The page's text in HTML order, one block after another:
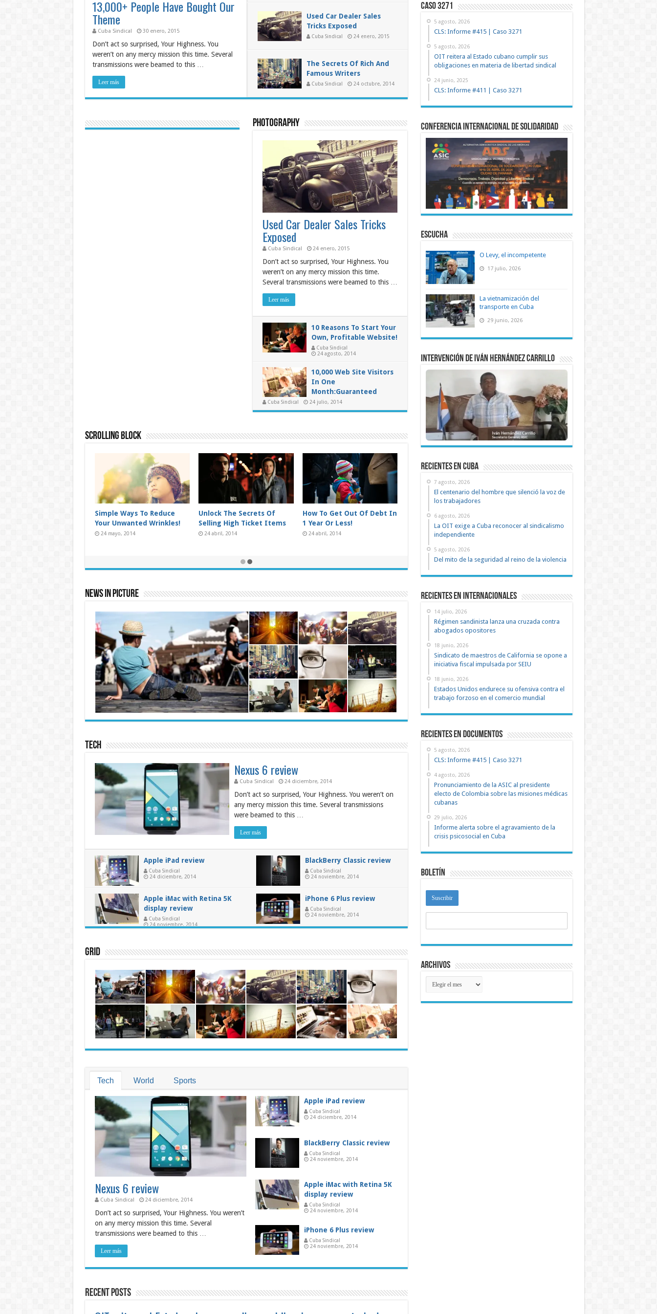
13,000+ People Have Bought Our
Theme
Cuba Sindical 30 enero, 2015
Don’t act so surprised, Your Highness. You
weren’t on any mercy mission this time. Several
transmissions were beamed to this …
Leer más
Used Car Dealer Sales
Tricks Exposed
Cuba Sindical 24 enero, 2015
The Secrets Of Rich And
Famous Writers
Cuba Sindical 24 octubre, 2014
Photography
Used Car Dealer Sales Tricks
Exposed
Cuba Sindical 24 enero, 2015
Don’t act so surprised, Your Highness. You
weren’t on any mercy mission this time.
Several transmissions were beamed to this …
Leer más
10 Reasons To Start Your
Own, Profitable Website!
Cuba Sindical
24 agosto, 2014
10,000 Web Site Visitors
In One
Month:Guaranteed
Cuba Sindical 24 julio, 2014
Scrolling Block
Used Car Dealer Sales
Tricks Exposed
24 enero, 2015
Take Advantage Of The
Falling Stock Market
24 agosto, 2014
New! A Stain Remover That
Works Like Magic
24 junio, 2014
News In Picture
Tech
Nexus 6 review
Cuba Sindical 24 diciembre, 2014
Don’t act so surprised, Your Highness. You weren’t on
any mercy mission this time. Several transmissions
were beamed to this …
Leer más
Apple iPad review
Cuba Sindical
24 diciembre, 2014
BlackBerry Classic review
Cuba Sindical
24 noviembre, 2014
Apple iMac with Retina 5K
display review
Cuba Sindical
24 noviembre, 2014
iPhone 6 Plus review
Cuba Sindical
24 noviembre, 2014
Grid
Tech World Sports
Nexus 6 review
Cuba Sindical 24 diciembre, 2014
Don’t act so surprised, Your Highness. You weren’t
on any mercy mission this time. Several
transmissions were beamed to this …
Leer más
Apple iPad review
Cuba Sindical
24 diciembre, 2014
BlackBerry Classic review
Cuba Sindical
24 noviembre, 2014
Apple iMac with Retina 5K
display review
Cuba Sindical
24 noviembre, 2014
iPhone 6 Plus review
Cuba Sindical
24 noviembre, 2014
Recent Posts
Caso 3271
5 agosto, 2026
CLS: Informe #415 | Caso 3271
5 agosto, 2026
OIT reitera al Estado cubano cumplir sus
obligaciones en materia de libertad sindical
24 junio, 2025
CLS: Informe #411 | Caso 3271
Conferencia Internacional de Solidaridad
ESCUCHA
O Levy, el incompetente
17 julio, 2026
La vietnamización del
transporte en Cuba
29 junio, 2026
Intervención de Iván Hernández Carrillo
recientes en cuba
7 agosto, 2026
El centenario del hombre que silenció la voz de
los trabajadores
6 agosto, 2026
La OIT exige a Cuba reconocer al sindicalismo
independiente
5 agosto, 2026
Del mito de la seguridad al reino de la violencia
Recientes en Internacionales
14 julio, 2026
Régimen sandinista lanza una cruzada contra
abogados opositores
18 junio, 2026
Sindicato de maestros de California se opone a
iniciativa fiscal impulsada por SEIU
18 junio, 2026
Estados Unidos endurece su ofensiva contra el
trabajo forzoso en el comercio mundial
recientes en documentos
5 agosto, 2026
CLS: Informe #415 | Caso 3271
4 agosto, 2026
Pronunciamiento de la ASIC al presidente
electo de Colombia sobre las misiones médicas
cubanas
29 julio, 2026
Informe alerta sobre el agravamiento de la
crisis psicosocial en Cuba
Boletín
Archivos
Archivos